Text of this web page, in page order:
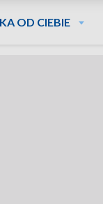
OD CIEBIE